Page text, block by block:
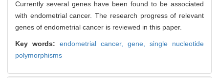
Currently several genes have been found to be associated
with endometrial cancer. The research progress of relevant
genes of endometrial cancer is reviewed in this paper.
Key words: endometrial cancer, gene, single nucleotide
polymorphisms